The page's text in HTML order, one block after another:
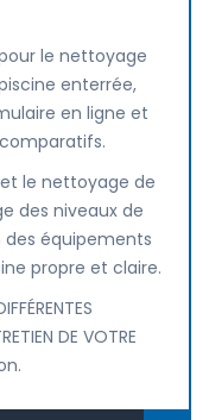
le nettoyage
enterrée,
en ligne et
le nettoyage de
des niveaux de
équipements
propre et claire.
DE VOTRE